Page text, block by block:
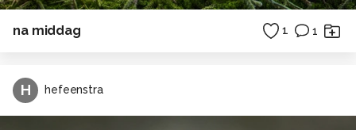
na middag 1 1
H hefeenstra